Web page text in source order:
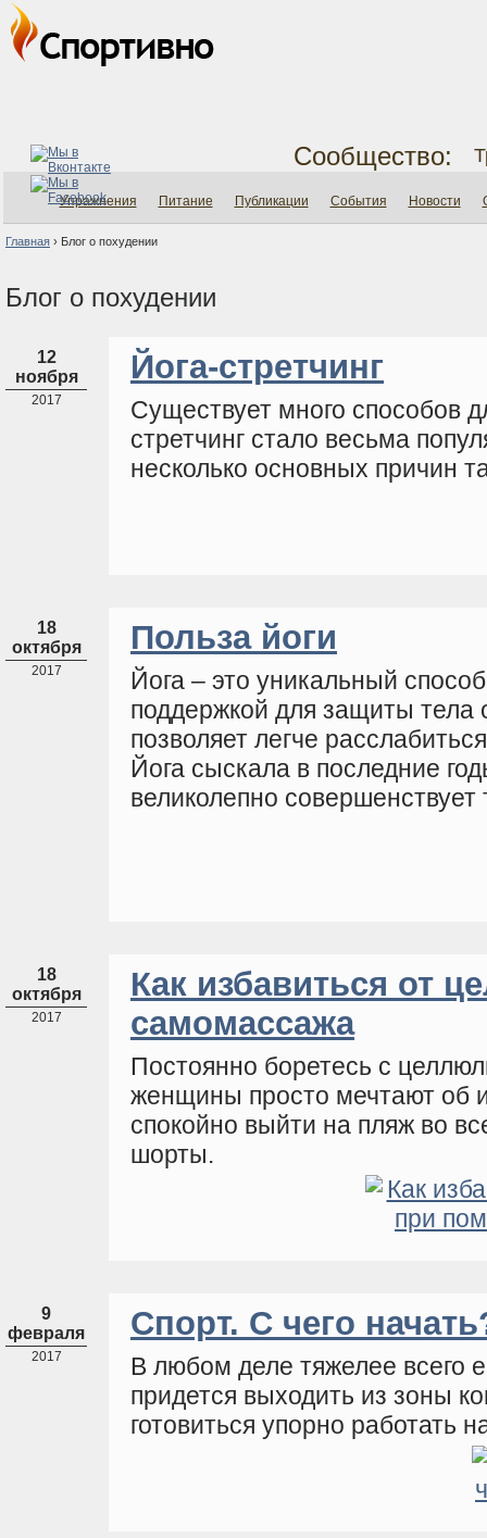
Сообщество:
Упражнения Питание Публикации События Новости
Главная › Блог о похудении
Блог о похудении
12
ноября
2017
Йога-стретчинг
Существует много способов
стретчинг стало весьма
несколько основных причин
18
октября
2017
Польза йоги
Йога – это уникальный
поддержкой для защиты тела
позволяет легче
Йога сыскала в последние
великолепно совершенствует
18
октября
2017
Как избавиться от
самомассажа
Постоянно боретесь с
женщины просто мечтают об
спокойно выйти на пляж во
шорты.
9
февраля
2017
Спорт. С чего
В любом деле тяжелее всего
придется выходить из зоны
готовиться упорно работать